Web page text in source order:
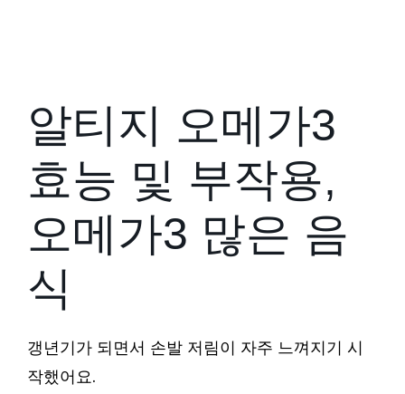
알티지 오메가3
효능 및 부작용,
오메가3 많은 음
식
갱년기가 되면서 손발 저림이 자주 느껴지기 시
작했어요.